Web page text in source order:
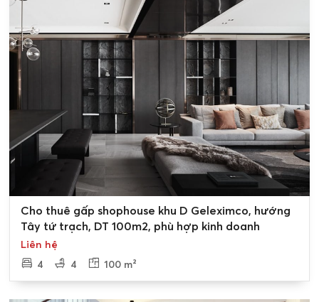
Cho thuê gấp shophouse khu D Geleximco, hướng
Tây tứ trạch, DT 100m2, phù hợp kinh doanh
Liên hệ
4
4 100 m²